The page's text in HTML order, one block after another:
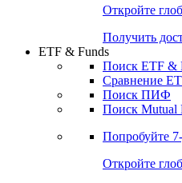
Поиск
Попробуйте
Откройте
Получить
ETF & Funds
Сравнение
Поиск Mutual